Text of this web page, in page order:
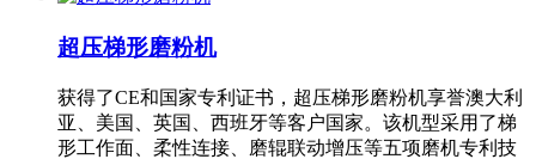
超压梯形磨粉机
获得了CE和国家专利证书，超压梯形磨粉机享誉澳大利
亚、美国、英国、西班牙等客户国家。该机型采用了梯
形工作面、柔性连接、磨辊联动增压等五项磨机专利技